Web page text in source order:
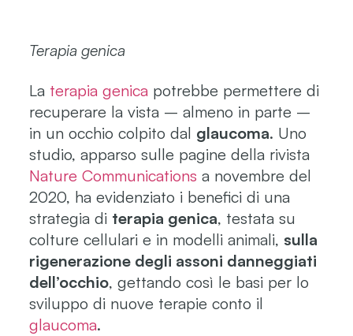
Terapia genica
La terapia genica potrebbe permettere di
recuperare la vista – almeno in parte –
in un occhio colpito dal glaucoma. Uno
studio, apparso sulle pagine della rivista
Nature Communications a novembre del
2020, ha evidenziato i benefici di una
strategia di terapia genica, testata su
colture cellulari e in modelli animali, sulla
rigenerazione degli assoni danneggiati
dell’occhio, gettando così le basi per lo
sviluppo di nuove terapie conto il
glaucoma.